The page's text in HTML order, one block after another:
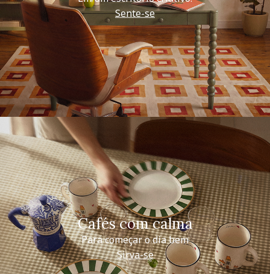
Sente-se
Cafés com calma
Para começar o dia bem
Sirva-se